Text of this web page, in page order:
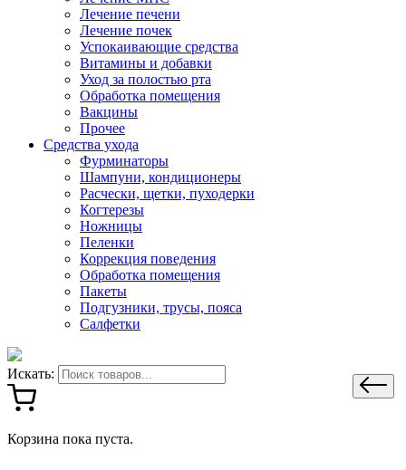
Лечение печени
Лечение почек
Успокаивающие средства
Витамины и добавки
Уход за полостью рта
Обработка помещения
Вакцины
Прочее
Средства ухода
Фурминаторы
Шампуни, кондиционеры
Расчески, щетки, пуходерки
Когтерезы
Ножницы
Пеленки
Коррекция поведения
Обработка помещения
Пакеты
Подгузники, трусы, пояса
Салфетки
Искать:
Корзина пока пуста.